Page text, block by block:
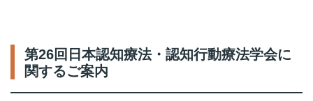
第26回日本認知療法・認知行動療法学会に
関するご案内